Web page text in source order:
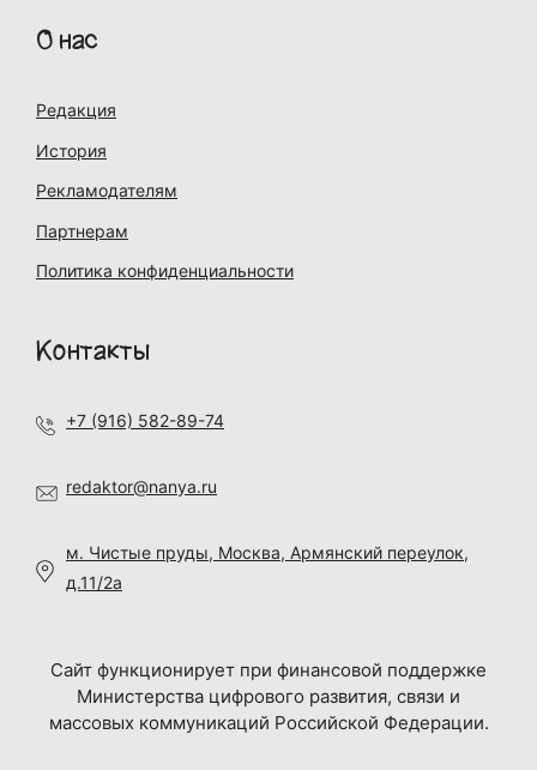
О нас
Редакция
История
Рекламодателям
Партнерам
Политика конфиденциальности
Контакты
+7 (916) 582-89-74
redaktor@nanya.ru
м. Чистые пруды, Москва, Армянский переулок,
д.11/2а
Сайт функционирует при финансовой поддержке
Министерства цифрового развития, связи и
массовых коммуникаций Российской Федерации.